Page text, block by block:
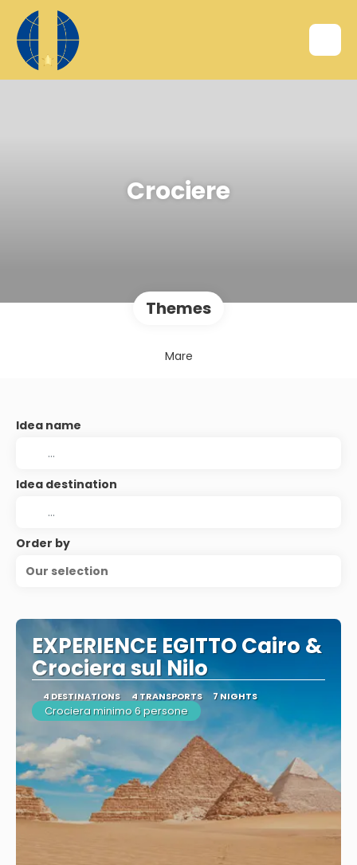
Crociere
Themes
Mare
Idea name
Idea destination
Order by
Our selection
EXPERIENCE EGITTO Cairo &
Crociera sul Nilo
4 DESTINATIONS 4 TRANSPORTS 7 NIGHTS
Crociera minimo 6 persone